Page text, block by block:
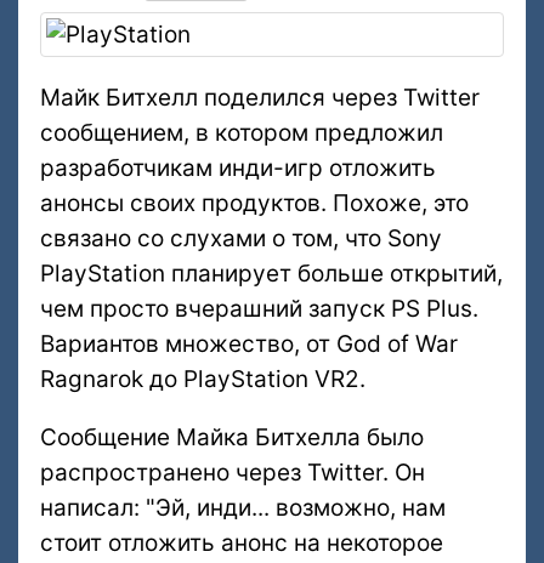
Майк Битхелл поделился через Twitter
сообщением, в котором предложил
разработчикам инди-игр отложить
анонсы своих продуктов. Похоже, это
связано со слухами о том, что Sony
PlayStation планирует больше открытий,
чем просто вчерашний запуск PS Plus.
Вариантов множество, от God of War
Ragnarok до PlayStation VR2.
Сообщение Майка Битхелла было
распространено через Twitter. Он
написал: "Эй, инди... возможно, нам
стоит отложить анонс на некоторое